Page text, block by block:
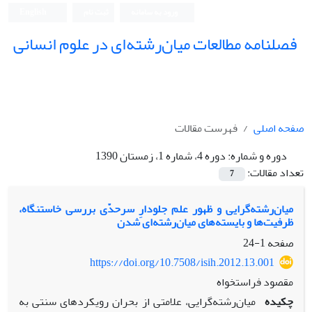
فصلنامه مطالعات میان‌رشته‌ای در علوم انسانی
صفحه اصلی
فهرست مقالات
دوره و شماره:دوره 4، شماره 1، زمستان 1390
تعداد مقالات:
7
میان‌رشته‌گرایی و ظهور علم جلودارِ سرحدّی بررسی خاستنگاه،
ظرفیت‌ها و بایسته‌های میان‌رشته‌ای شدن
صفحه1-24
https://doi.org/10.7508/isih.2012.13.001
مقصود فراستخواه
چکیده میان‌رشته‌گرایی، علامتی از بحران رویکرد‌های سنتی به